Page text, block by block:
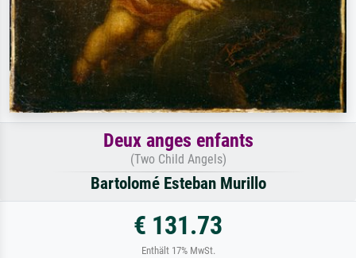
Deux anges enfants
(Two Child Angels)
Bartolomé Esteban Murillo
€ 131.73
Enthält 17% MwSt.